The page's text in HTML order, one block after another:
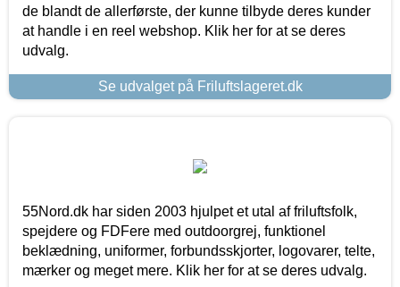
de blandt de allerførste, der kunne tilbyde deres kunder
at handle i en reel webshop. Klik her for at se deres
udvalg.
Se udvalget på Friluftslageret.dk
55Nord.dk har siden 2003 hjulpet et utal af friluftsfolk,
spejdere og FDFere med outdoorgrej, funktionel
beklædning, uniformer, forbundsskjorter, logovarer, telte,
mærker og meget mere. Klik her for at se deres udvalg.